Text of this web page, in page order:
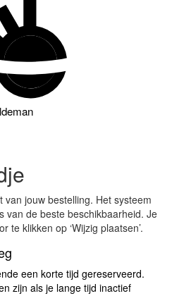
jouw bestelling. Het systeem
van de beste beschikbaarheid. Je
te klikken op ‘Wijzig plaatsen’.
een korte tijd gereserveerd.
zijn als je lange tijd inactief